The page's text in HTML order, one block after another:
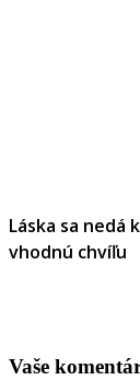
Láska sa nedá
vhodnú chvíľu
Vaše